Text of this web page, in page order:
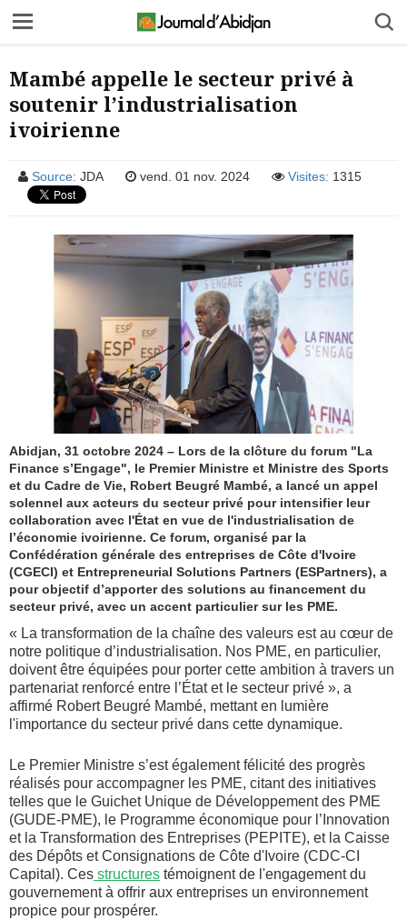
Mambé appelle le secteur privé à
soutenir l’industrialisation
ivoirienne
Source: JDA vend. 01 nov. 2024 Visites: 1315
Abidjan, 31 octobre 2024 – Lors de la clôture du forum "La
Finance s’Engage", le Premier Ministre et Ministre des Sports
et du Cadre de Vie, Robert Beugré Mambé, a lancé un appel
solennel aux acteurs du secteur privé pour intensifier leur
collaboration avec l'État en vue de l'industrialisation de
l’économie ivoirienne. Ce forum, organisé par la
Confédération générale des entreprises de Côte d'Ivoire
(CGECI) et Entrepreneurial Solutions Partners (ESPartners), a
pour objectif d’apporter des solutions au financement du
secteur privé, avec un accent particulier sur les PME.
« La transformation de la chaîne des valeurs est au cœur de
notre politique d’industrialisation. Nos PME, en particulier,
doivent être équipées pour porter cette ambition à travers un
partenariat renforcé entre l’État et le secteur privé », a
affirmé Robert Beugré Mambé, mettant en lumière
l'importance du secteur privé dans cette dynamique.
Le Premier Ministre s’est également félicité des progrès
réalisés pour accompagner les PME, citant des initiatives
telles que le Guichet Unique de Développement des PME
(GUDE-PME), le Programme économique pour l’Innovation
et la Transformation des Entreprises (PEPITE), et la Caisse
des Dépôts et Consignations de Côte d'Ivoire (CDC-CI
Capital). Ces structures témoignent de l'engagement du
gouvernement à offrir aux entreprises un environnement
propice pour prospérer.